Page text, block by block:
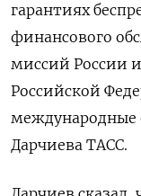
гарантиях
финансового
миссий России
Российской
международные
Дарчиева ТАСС.